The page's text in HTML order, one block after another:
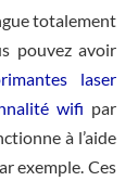
totalement
pouvez avoir
laser
wifi par
à l’aide
exemple. Ces